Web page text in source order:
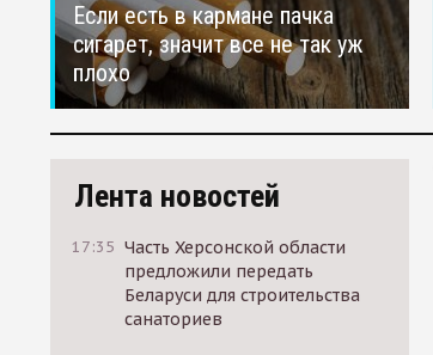
Если есть в кармане пачка
сигарет, значит все не так уж
плохо
Лента новостей
17:35 Часть Херсонской области
предложили передать
Беларуси для строительства
санаториев